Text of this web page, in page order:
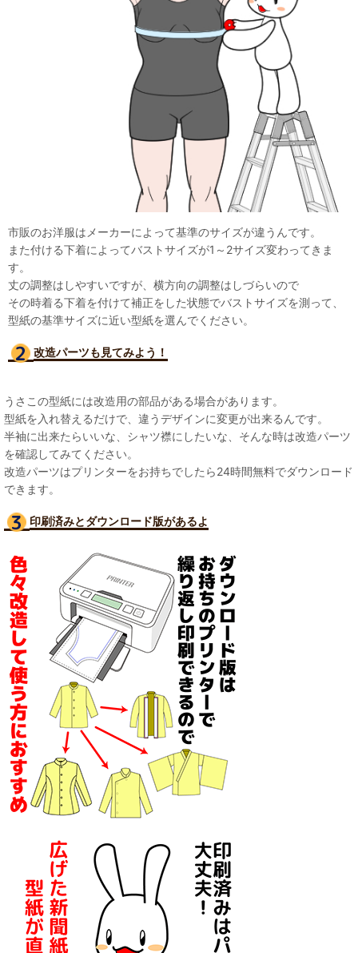
市販のお洋服はメーカーによって基準のサイズが違うんです。
また付ける下着によってバストサイズが1～2サイズ変わってきま
す。
丈の調整はしやすいですが、横方向の調整はしづらいので
その時着る下着を付けて補正をした状態でバストサイズを測って、
型紙の基準サイズに近い型紙を選んでください。
改造パーツも見てみよう！
うさこの型紙には改造用の部品がある場合があります。
型紙を入れ替えるだけで、違うデザインに変更が出来るんです。
半袖に出来たらいいな、シャツ襟にしたいな、そんな時は改造パーツ
を確認してみてください。
改造パーツはプリンターをお持ちでしたら24時間無料でダウンロード
できます。
印刷済みとダウンロード版があるよ